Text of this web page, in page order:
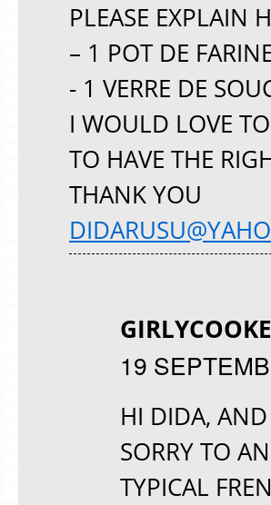
PLEASE EXPLAIN
– 1 POT DE
- 1 VERRE DE
I WOULD LOVE
TO HAVE THE
THANK YOU
19
HI DIDA,
SORRY TO
TYPICAL